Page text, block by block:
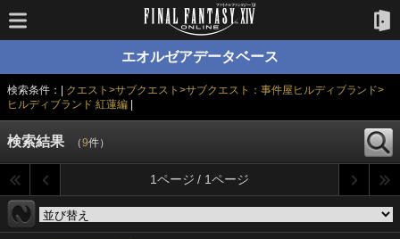
エオルゼアデータベース
検索条件：| クエスト>サブクエスト>サブクエスト：事件屋ヒルディブランド>
ヒルディブランド 紅蓮編|
検索結果 （9件）
1ページ / 1ページ